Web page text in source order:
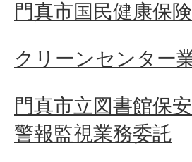
門真市国民健康保
クリーンセンター
門真市立図書館保
警報監視業務委託